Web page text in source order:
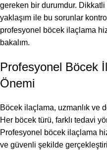
gereken bir durumdur.
yaklaşım ile bu sorunlar
profesyonel böcek ilaçlama
bakalım.
Profesyonel Böcek
Önemi
Böcek ilaçlama, uzmanlık ve
Her böcek türü, farklı tedavi
Profesyonel böcek ilaçlama
ve güvenli şekilde